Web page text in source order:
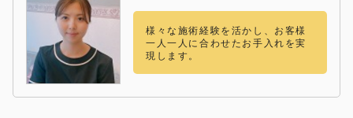
様々な施術経験を活かし、お客様
一人一人に合わせたお手入れを実
現します。